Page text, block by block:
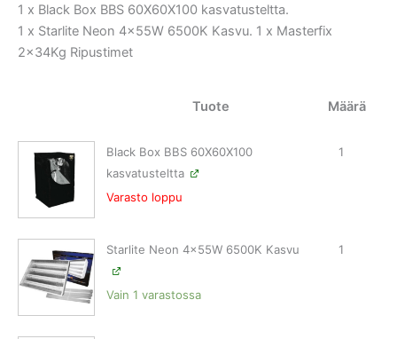
1 x Black Box BBS 60X60X100 kasvatusteltta.
1 x Starlite Neon 4x55W 6500K Kasvu. 1 x Masterfix
2x34Kg Ripustimet
Tuote Määrä
Black Box BBS 60X60X100
kasvatusteltta
Varasto loppu
1
Starlite Neon 4x55W 6500K Kasvu
Vain 1 varastossa
1